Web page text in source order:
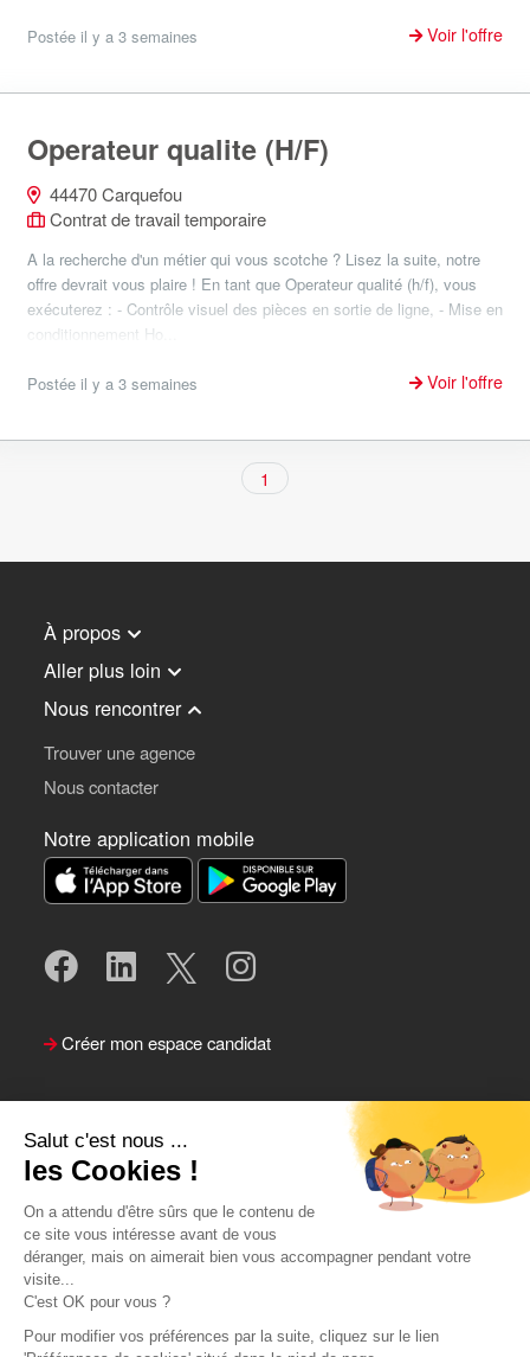
Salut c'est nous ...
les Cookies !
On a attendu d'être sûrs que le contenu de
ce site vous intéresse avant de vous
déranger, mais on aimerait bien vous accompagner pendant votre
visite...
C'est OK pour vous ?
Pour modifier vos préférences par la suite, cliquez sur le lien
Postée il y a 3 semaines Voir l'offre
Operateur qualite (H/F)
44470 Carquefou
Contrat de travail temporaire
A la recherche d'un métier qui vous scotche ? Lisez la suite, notre
offre devrait vous plaire ! En tant que Operateur qualité (h/f), vous
exécuterez : - Contrôle visuel des pièces en sortie de ligne, - Mise en
conditionnement Ho...
Postée il y a 3 semaines Voir l'offre
1
À propos
Aller plus loin
Nous rencontrer
Trouver une agence
Nous contacter
Notre application mobile
Créer mon espace candidat